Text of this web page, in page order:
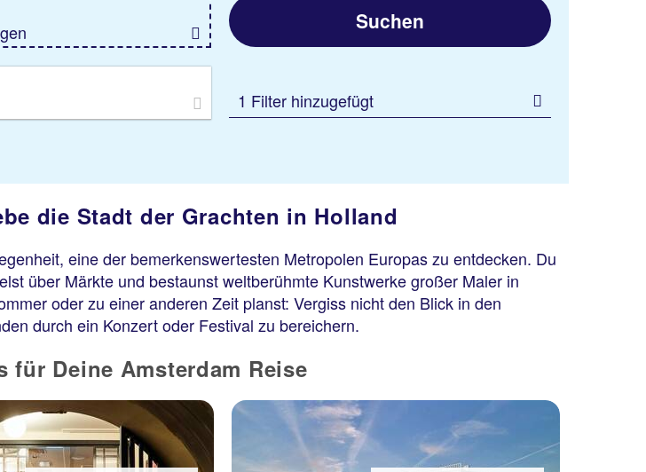
Suchen
1 Filter hinzugefügt
die Stadt der Grachten in Holland
eine der bemerkenswertesten Metropolen Europas zu entdecken. Du
über Märkte und bestaunst weltberühmte Kunstwerke großer Maler in
oder zu einer anderen Zeit planst: Vergiss nicht den Blick in den
durch ein Konzert oder Festival zu bereichern.
für Deine Amsterdam Reise